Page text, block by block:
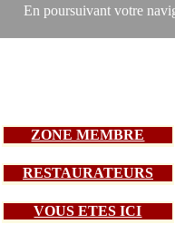
En poursuivant votre
ZONE MEMBRE
RESTAURATEURS
VOUS ETES ICI